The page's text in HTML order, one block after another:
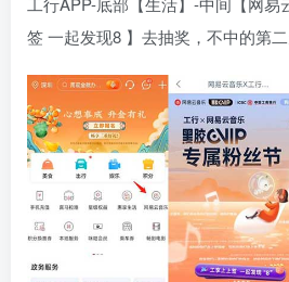
签 一起发现8 】去抽奖，不中的第